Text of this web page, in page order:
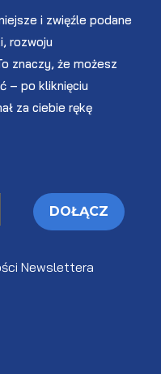
i zwięźle podane
rozwoju
znaczy, że możesz
– po kliknięciu
za ciebie rękę
Newslettera